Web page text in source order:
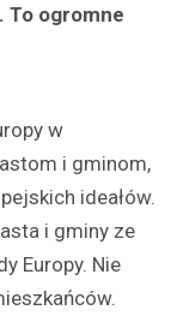
To ogromne
w
i gminom,
ideałów.
i gminy ze
Europy. Nie